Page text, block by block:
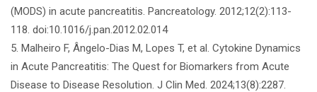
(MODS) in acute pancreatitis. Pancreatology. 2012;12(2):113-
118. doi:10.1016/j.pan.2012.02.014
5. Malheiro F, Ângelo-Dias M, Lopes T, et al. Cytokine Dynamics
in Acute Pancreatitis: The Quest for Biomarkers from Acute
Disease to Disease Resolution. J Clin Med. 2024;13(8):2287.